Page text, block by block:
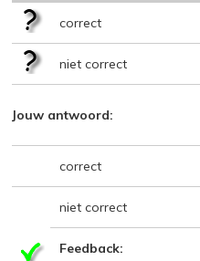
correct
niet correct
Jouw antwoord:
correct
niet correct
Feedback: